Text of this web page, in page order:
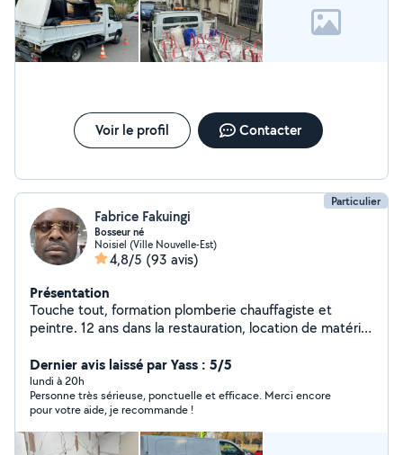
Voir le profil Contacter
Particulier
Fabrice Fakuingi
Bosseur né
Noisiel (Ville Nouvelle-Est)
4,8/5 (93 avis)
Présentation
Touche tout, formation plomberie chauffagiste et
peintre. 12 ans dans la restauration, location de matériel
Dernier avis laissé par Yass : 5/5
lundi à 20h
Personne très sérieuse, ponctuelle et efficace. Merci encore
pour votre aide, je recommande !